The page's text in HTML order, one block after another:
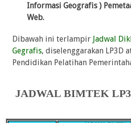
Informasi Geografis )
Web.
Dibawah ini terlampir Jadwal
Gegrafis, diselenggarakan LP3D
Pendidikan Pelatihan
JADWAL BIMTEK